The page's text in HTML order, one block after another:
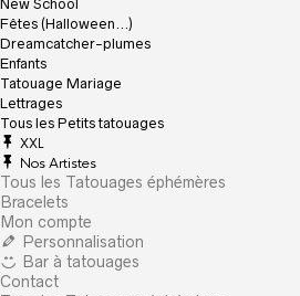
New School
Fêtes (Halloween…)
Dreamcatcher-plumes
Enfants
Tatouage Mariage
Lettrages
Tous les Petits tatouages
XXL
Nos Artistes
Tous les Tatouages éphémères
Bracelets
Mon compte
Personnalisation
Bar à tatouages
Contact